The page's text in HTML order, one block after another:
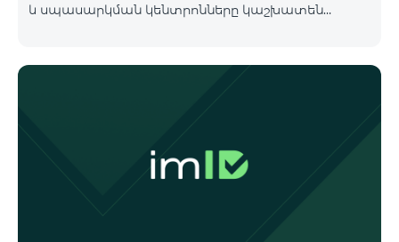
և սպասարկման կենտրոնները կաշխատեն
ՀԱԹ 09:00-20:00 09:00-17:00 Երևան Ազատություն
09:00-19:00 09:00-17:00 Երևան Կոմիտաս 1 09:00-